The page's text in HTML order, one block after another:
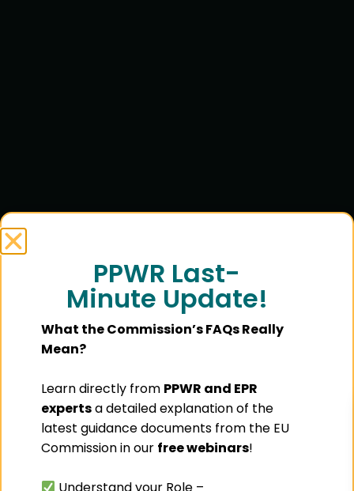
PPWR Last-
Minute Update!
What the Commission’s FAQs Really
Mean?
Learn directly from PPWR and EPR
expertsa detailed explanation of the
latest guidance documents from the EU
Commission in our free webinars!